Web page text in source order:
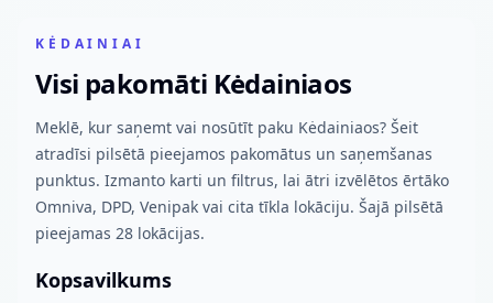
KĖDAINIAI
Visi pakomāti Kėdainiaos
Meklē, kur saņemt vai nosūtīt paku Kėdainiaos? Šeit
atradīsi pilsētā pieejamos pakomātus un saņemšanas
punktus. Izmanto karti un filtrus, lai ātri izvēlētos ērtāko
Omniva, DPD, Venipak vai cita tīkla lokāciju. Šajā pilsētā
pieejamas 28 lokācijas.
Kopsavilkums